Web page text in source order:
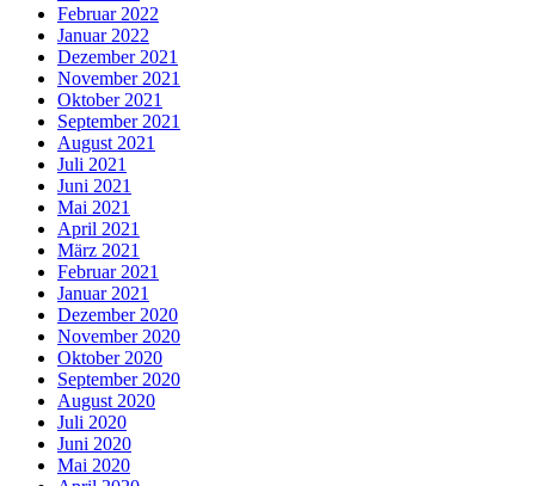
Februar 2022
Januar 2022
Dezember 2021
November 2021
Oktober 2021
September 2021
August 2021
Juli 2021
Juni 2021
Mai 2021
April 2021
März 2021
Februar 2021
Januar 2021
Dezember 2020
November 2020
Oktober 2020
September 2020
August 2020
Juli 2020
Juni 2020
Mai 2020